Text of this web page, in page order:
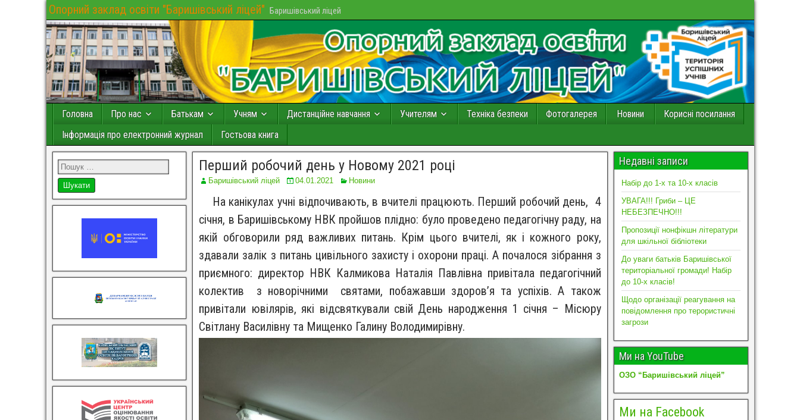
Опорний заклад освіти "Баришівський ліцей" Баришівський ліцей
Головна Про нас Батькам Учням Дистанційне навчання Учителям Техніка безпеки Фотогалерея Новини
Корисні посилання
Інформація про електронний журнал
Гостьова книга
Перший робочий день у Hовому 2021 році
Баришівський ліцей 04.01.2021 Новини
На канікулах учні відпочивають, в вчителі працюють. Перший робочий день, 4
січня, в Баришівському НВК пройшов плідно: було проведено педагогічну раду, на
якій обговорили ряд важливих питань. Крім цього вчителі, як і кожного року,
здавали залік з питань цивільного захисту і охорони праці. А почалося зібрання з
приємного: директор НВК Калмикова Наталія Павлівна привітала педагогічний
колектив з новорічними святами, побажавши здоров’я та успіхів. А також
привітали ювілярів, які відсвяткували свій День народження 1 січня – Місюру
Світлану Василівну та Мищенко Галину Володимирівну.
Недавні записи
Набір до 1-х та 10-х класів
УВАГА!!! Гриби – ЦЕ
НЕБЕЗПЕЧНО!!!
Пропозиції нонфікшн літератури
для шкільної бібліотеки
До уваги батьків Баришівської
територіальної громади! Набір
до 10-х класів!
Щодо організації реагування на
повідомлення про терористичні
загрози
Ми на YouTube
ОЗО “Баришівський ліцей”
Ми на Facebook